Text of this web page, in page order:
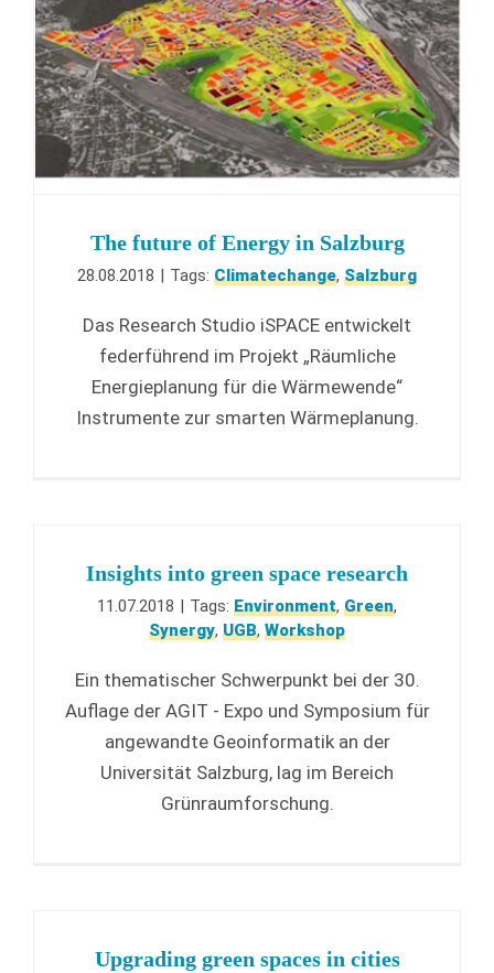
The future of Energy in Salzburg
28.08.2018 Tags: Climatechange, Salzburg
Das Research Studio iSPACE entwickelt
federführend im Projekt „Räumliche
Energieplanung für die Wärmewende“
Instrumente zur smarten Wärmeplanung.
Insights into green space research
11.07.2018 | Tags: Environment, Green,
Synergy, UGB, Workshop
Ein thematischer Schwerpunkt bei der 30.
Auflage der AGIT - Expo und Symposium für
angewandte Geoinformatik an der
Universität Salzburg, lag im Bereich
Grünraumforschung.
Upgrading green spaces in cities